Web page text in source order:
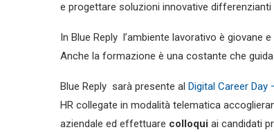
e progettare soluzioni innovative differenzianti
In Blue Reply l’ambiente lavorativo è giovane
Anche la formazione è una costante che
Blue Reply sarà presente al Digital Career Day
HR collegate in modalità telematica
aziendale ed effettuare colloqui ai candidati